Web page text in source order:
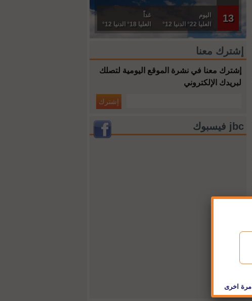
13
اليوم
العليا 22° الدنيا 12°
غداً
العليا 18° الدنيا 12°
إشترك معنا
إشترك معنا في نشرة الموقع اليومية لتصلك
لبريدك الإلكتروني
jbc فيسبوك